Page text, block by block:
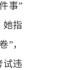
事”
她指
”，
试违